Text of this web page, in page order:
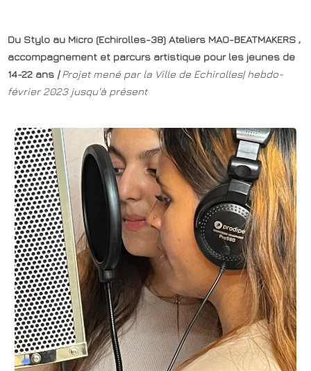
Du Stylo au Micro (Echirolles-38) Ateliers MAO-BEATMAKERS ,
accompagnement et parcurs artistique pour les jeunes de
14-22 ans |Projet mené par la Ville de Echirolles| hebdo-
février 2023 jusqu'à présent